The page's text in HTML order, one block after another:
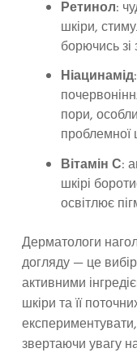
Ретинол:
шкіри,
борючись
Ніацинамід
пори,
проблемної
Вітамін С:
шкірі
освітлює
Дерматологи
догляду — це
активними
шкіри та її
звертаючи увагу